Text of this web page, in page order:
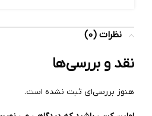
نظرات (0)
نقد و بررسی‌ها
هنوز بررسی‌ای ثبت نشده است.